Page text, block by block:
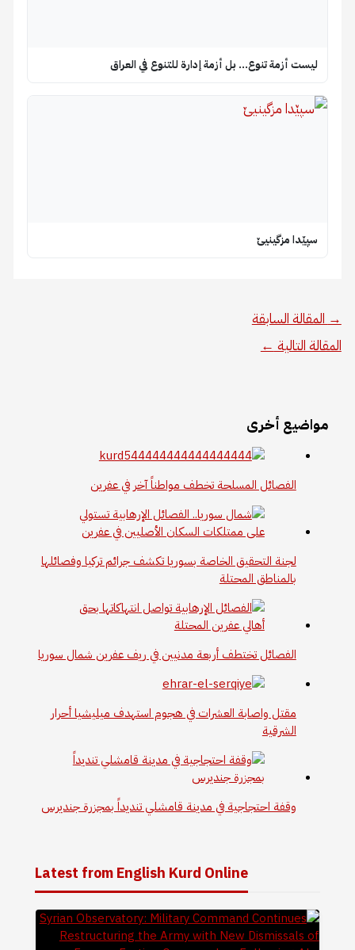
ليست أزمة تنوع… بل أزمة إدارة للتنوع في العراق
سپێدا مزگینیێ
→ المقالة السابقة
المقالة التالية ←
مواضيع أخرى
الفصائل المسلحة تخطف مواطناً آخر في عفرين
لجنة التحقيق الخاصة بسوريا تكشف جرائم تركيا وفصائلها
بالمناطق المحتلة
الفصائل تختطف أربعة مدنيين في ريف عفرين شمال سوريا
مقتل واصابة العشرات في هجوم استهدف ميليشيا أحرار
الشرقية
وقفة احتجاجية في مدينة قامشلي تنديداً بمجزرة جنديرس
Latest from English Kurd Online